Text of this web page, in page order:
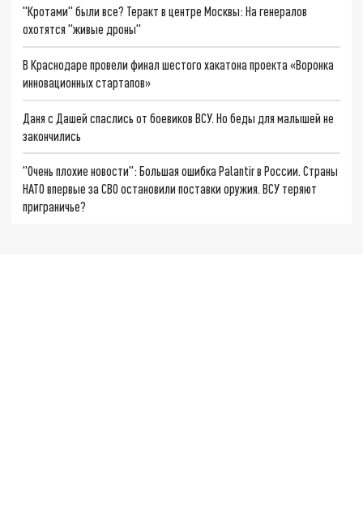
"Кротами" были все? Теракт в центре Москвы: На генералов
охотятся "живые дроны"
В Краснодаре провели финал шестого хакатона проекта «Воронка
инновационных стартапов»
Даня с Дашей спаслись от боевиков ВСУ. Но беды для малышей не
закончились
"Очень плохие новости": Большая ошибка Palantir в России. Страны
НАТО впервые за СВО остановили поставки оружия. ВСУ теряют
приграничье?